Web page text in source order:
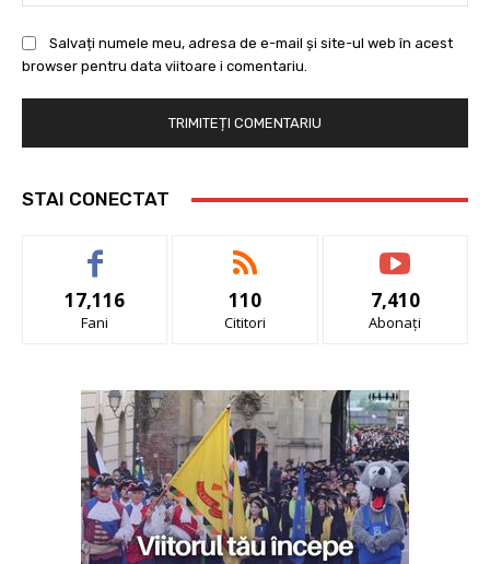
Salvați numele meu, adresa de e-mail și site-ul web în acest
browser pentru data viitoare i comentariu.
STAI CONECTAT
17,116
Fani
110
Cititori
7,410
Abonați